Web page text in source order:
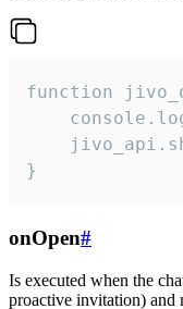
function
}
onOpen#
Is executed when the
proactive invitation) and